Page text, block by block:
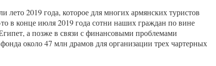
2019 года, которое для многих армянских туристов
в конце июля 2019 года сотни наших граждан по вине
а позже в связи с финансовыми проблемами
около 47 млн драмов для организации трех чартерных